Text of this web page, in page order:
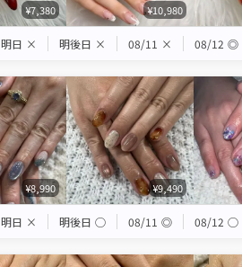
¥7,380 ¥10,980
明日 × 明後日 × 08/11 × 08/12 ◎
¥8,990 ¥9,490
明日 × 明後日 ◯ 08/11 ◎ 08/12 ◯